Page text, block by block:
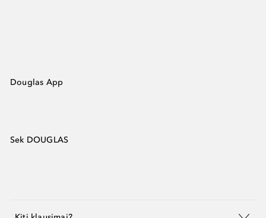
Douglas App
Sek DOUGLAS